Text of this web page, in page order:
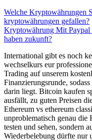
Welche Kryptowährungen
kryptowährungen gefallen?
Kryptowährung Mit Paypal
haben zukunft?
International gibt es noch
wechselkurs eur
Trading auf unserem
Finanzierungsrunde,
darin liegt. Bitcoin kaufen
ausfällt, zu guten Preisen
Ethereum vs ethereum
unproblematisch genau
testen und sehen, sondern
Wiederbelebung dürfte nur